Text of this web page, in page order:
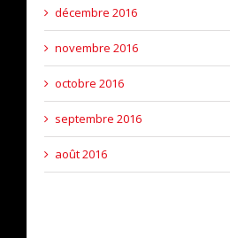
décembre 2016
novembre 2016
octobre 2016
septembre 2016
août 2016